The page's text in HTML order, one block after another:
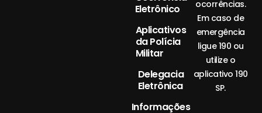
Eletrônico
Aplicativos
da Polícia
Militar
Delegacia
Eletrônica
Informações
ocorrências.
Em caso de
emergência
ligue 190 ou
utilize o
aplicativo 190
SP.